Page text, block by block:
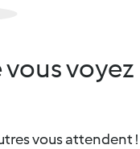
voyez
vous attendent !